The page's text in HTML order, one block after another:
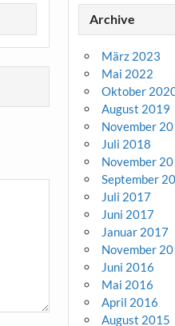
Archive
März 2023
Mai 2022
Oktober
August 2019
November
Juli 2018
November
September
Juli 2017
Juni 2017
Januar 2017
November
Juni 2016
Mai 2016
April 2016
August 2015